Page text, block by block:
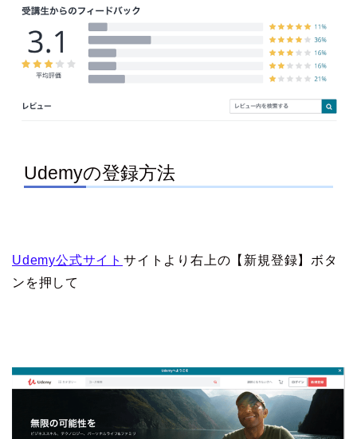
Udemyの登録方法
Udemy公式サイト サイトより右上の【新規登録】ボタ
ンを押して